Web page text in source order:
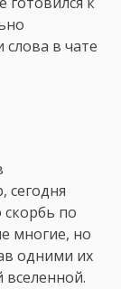
в чате
сегодня
по
многие, но
одними их